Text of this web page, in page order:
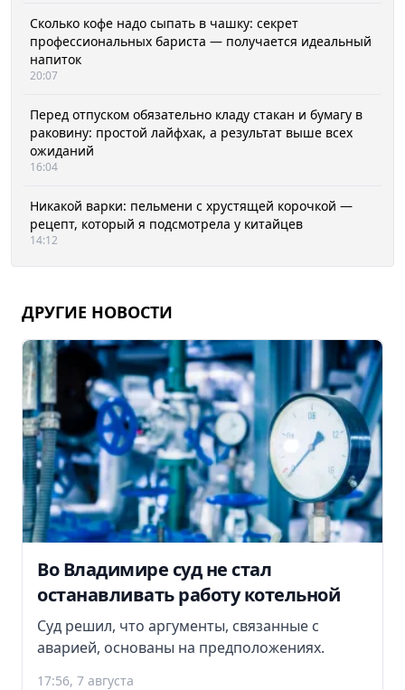
Сколько кофе надо сыпать в чашку: секрет
профессиональных бариста — получается идеальный
напиток
20:07
Перед отпуском обязательно кладу стакан и бумагу в
раковину: простой лайфхак, а результат выше всех
ожиданий
16:04
Никакой варки: пельмени с хрустящей корочкой —
рецепт, который я подсмотрела у китайцев
14:12
ДРУГИЕ НОВОСТИ
Во Владимире суд не стал
останавливать работу котельной
Суд решил, что аргументы, связанные с
аварией, основаны на предположениях.
17:56, 7 августа